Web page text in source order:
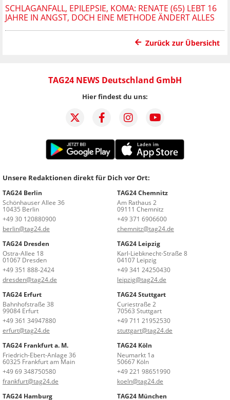
SCHLAGANFALL, EPILEPSIE, KOMA: RENATE (65) LEBT 16
JAHRE IN ANGST, DOCH EINE METHODE ÄNDERT ALLES
Zurück zur Übersicht
TAG24 NEWS Deutschland GmbH
Hier findest du uns:
Unsere Redaktionen direkt für Dich vor Ort:
TAG24 Berlin
Schönhauser Allee 36
10435 Berlin
+49 30 120880900
berlin@tag24.de
TAG24 Chemnitz
Am Rathaus 2
09111 Chemnitz
+49 371 6906600
chemnitz@tag24.de
TAG24 Dresden
Ostra-Allee 18
01067 Dresden
+49 351 888-2424
dresden@tag24.de
TAG24 Leipzig
Karl-Liebknecht-Straße 8
04107 Leipzig
+49 341 24250430
leipzig@tag24.de
TAG24 Erfurt
Bahnhofstraße 38
99084 Erfurt
+49 361 34947880
erfurt@tag24.de
TAG24 Stuttgart
Curiestraße 2
70563 Stuttgart
+49 711 21952530
stuttgart@tag24.de
TAG24 Frankfurt a. M.
Friedrich-Ebert-Anlage 36
60325 Frankfurt am Main
+49 69 348750580
frankfurt@tag24.de
TAG24 Köln
Neumarkt 1a
50667 Köln
+49 221 98651990
koeln@tag24.de
TAG24 Hamburg
TAG24 München